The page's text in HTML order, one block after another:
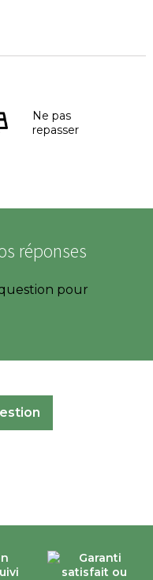
Ne pas
repasser
réponses
pour